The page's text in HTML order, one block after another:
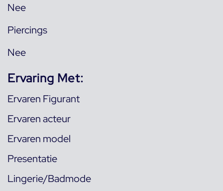
Nee
Piercings
Nee
Ervaring Met:
Ervaren Figurant
Ervaren acteur
Ervaren model
Presentatie
Lingerie/Badmode